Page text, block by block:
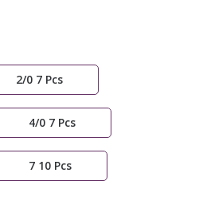
2/0 7 Pcs
4/0 7 Pcs
7 10 Pcs